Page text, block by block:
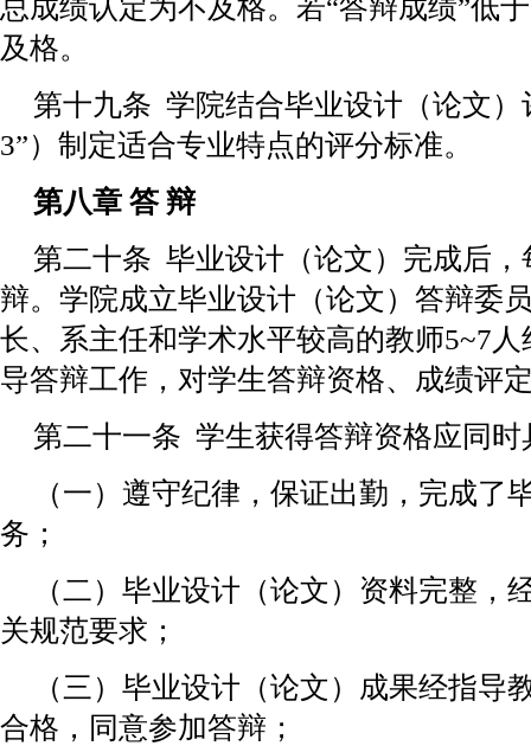
总成绩认定为不及格。若“答辩成绩”低
及格。
第十九条 学院结合毕业设计（论文）
3”）制定适合专业特点的评分标准。
第八章 答 辩
第二十条 毕业设计（论文）完成后
辩。学院成立毕业设计（论文）答辩委
长、系主任和学术水平较高的教师5~7
导答辩工作，对学生答辩资格、成绩评
第二十一条 学生获得答辩资格应同时
（一）遵守纪律，保证出勤，完成了
务；
（二）毕业设计（论文）资料完整，
关规范要求；
（三）毕业设计（论文）成果经指导
合格，同意参加答辩；